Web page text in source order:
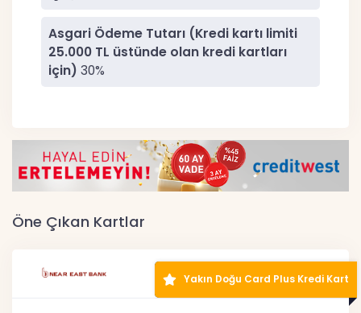
Asgari Ödeme Tutarı (Kredi kartı limiti
25.000 TL üstünde olan kredi kartları
için) 30%
Öne Çıkan Kartlar
Yakın Doğu Card Plus Kredi Kart